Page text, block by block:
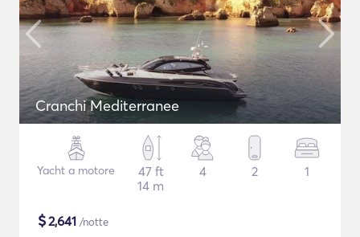
Cranchi Mediterranee
Yacht a motore
47 ft
14 m
4 2 1
$2,641 /notte